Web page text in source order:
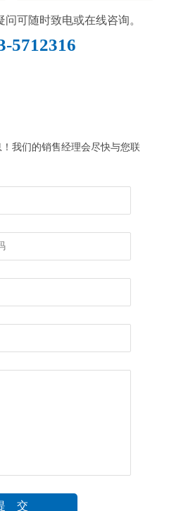
可随时致电或在线咨询。
5712316
我们的销售经理会尽快与您联